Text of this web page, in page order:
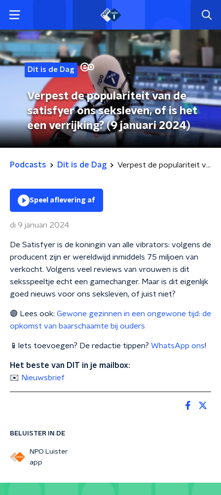
Dit is de Dag
Verpest de populariteit van de
satisfyer ons seksleven, of is het
een verrijking? (9 januari 2024)
Podcasts Dit is de Dag Verpest de populariteit van de satisfyer ons seksleven, of is het een verrijking? (9 januari 2024)
BELUISTER IN DE
NPO Luister
app
Speel aflevering af
di 9 januari 2024
De Satisfyer is de koningin van alle vibrators: volgens de
producent zijn er wereldwijd inmiddels 75 miljoen van
verkocht. Volgens veel reviews van vrouwen is dit
seksspeeltje echt een gamechanger. Maar is dit eigenlijk
goed nieuws voor ons seksleven, of juist niet?
🟣 Lees ook: Gewone gezinnen in een ongewone tijd: de
opkomst van baarschaamte bij ouders
📱Iets toevoegen? De redactie tippen? WhatsApp ons!
Het beste van DIT in je mailbox:
✉️ Nieuwsbrief